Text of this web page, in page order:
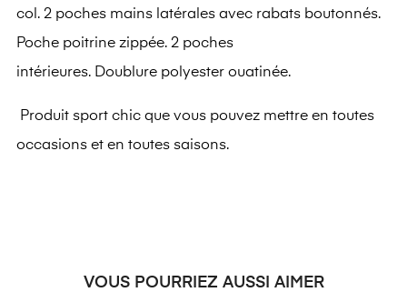
col. 2 poches mains latérales avec rabats boutonnés.
Poche poitrine zippée. 2 poches
intérieures. Doublure polyester ouatinée.
Produit sport chic que vous pouvez mettre en toutes
occasions et en toutes saisons.
VOUS POURRIEZ AUSSI AIMER